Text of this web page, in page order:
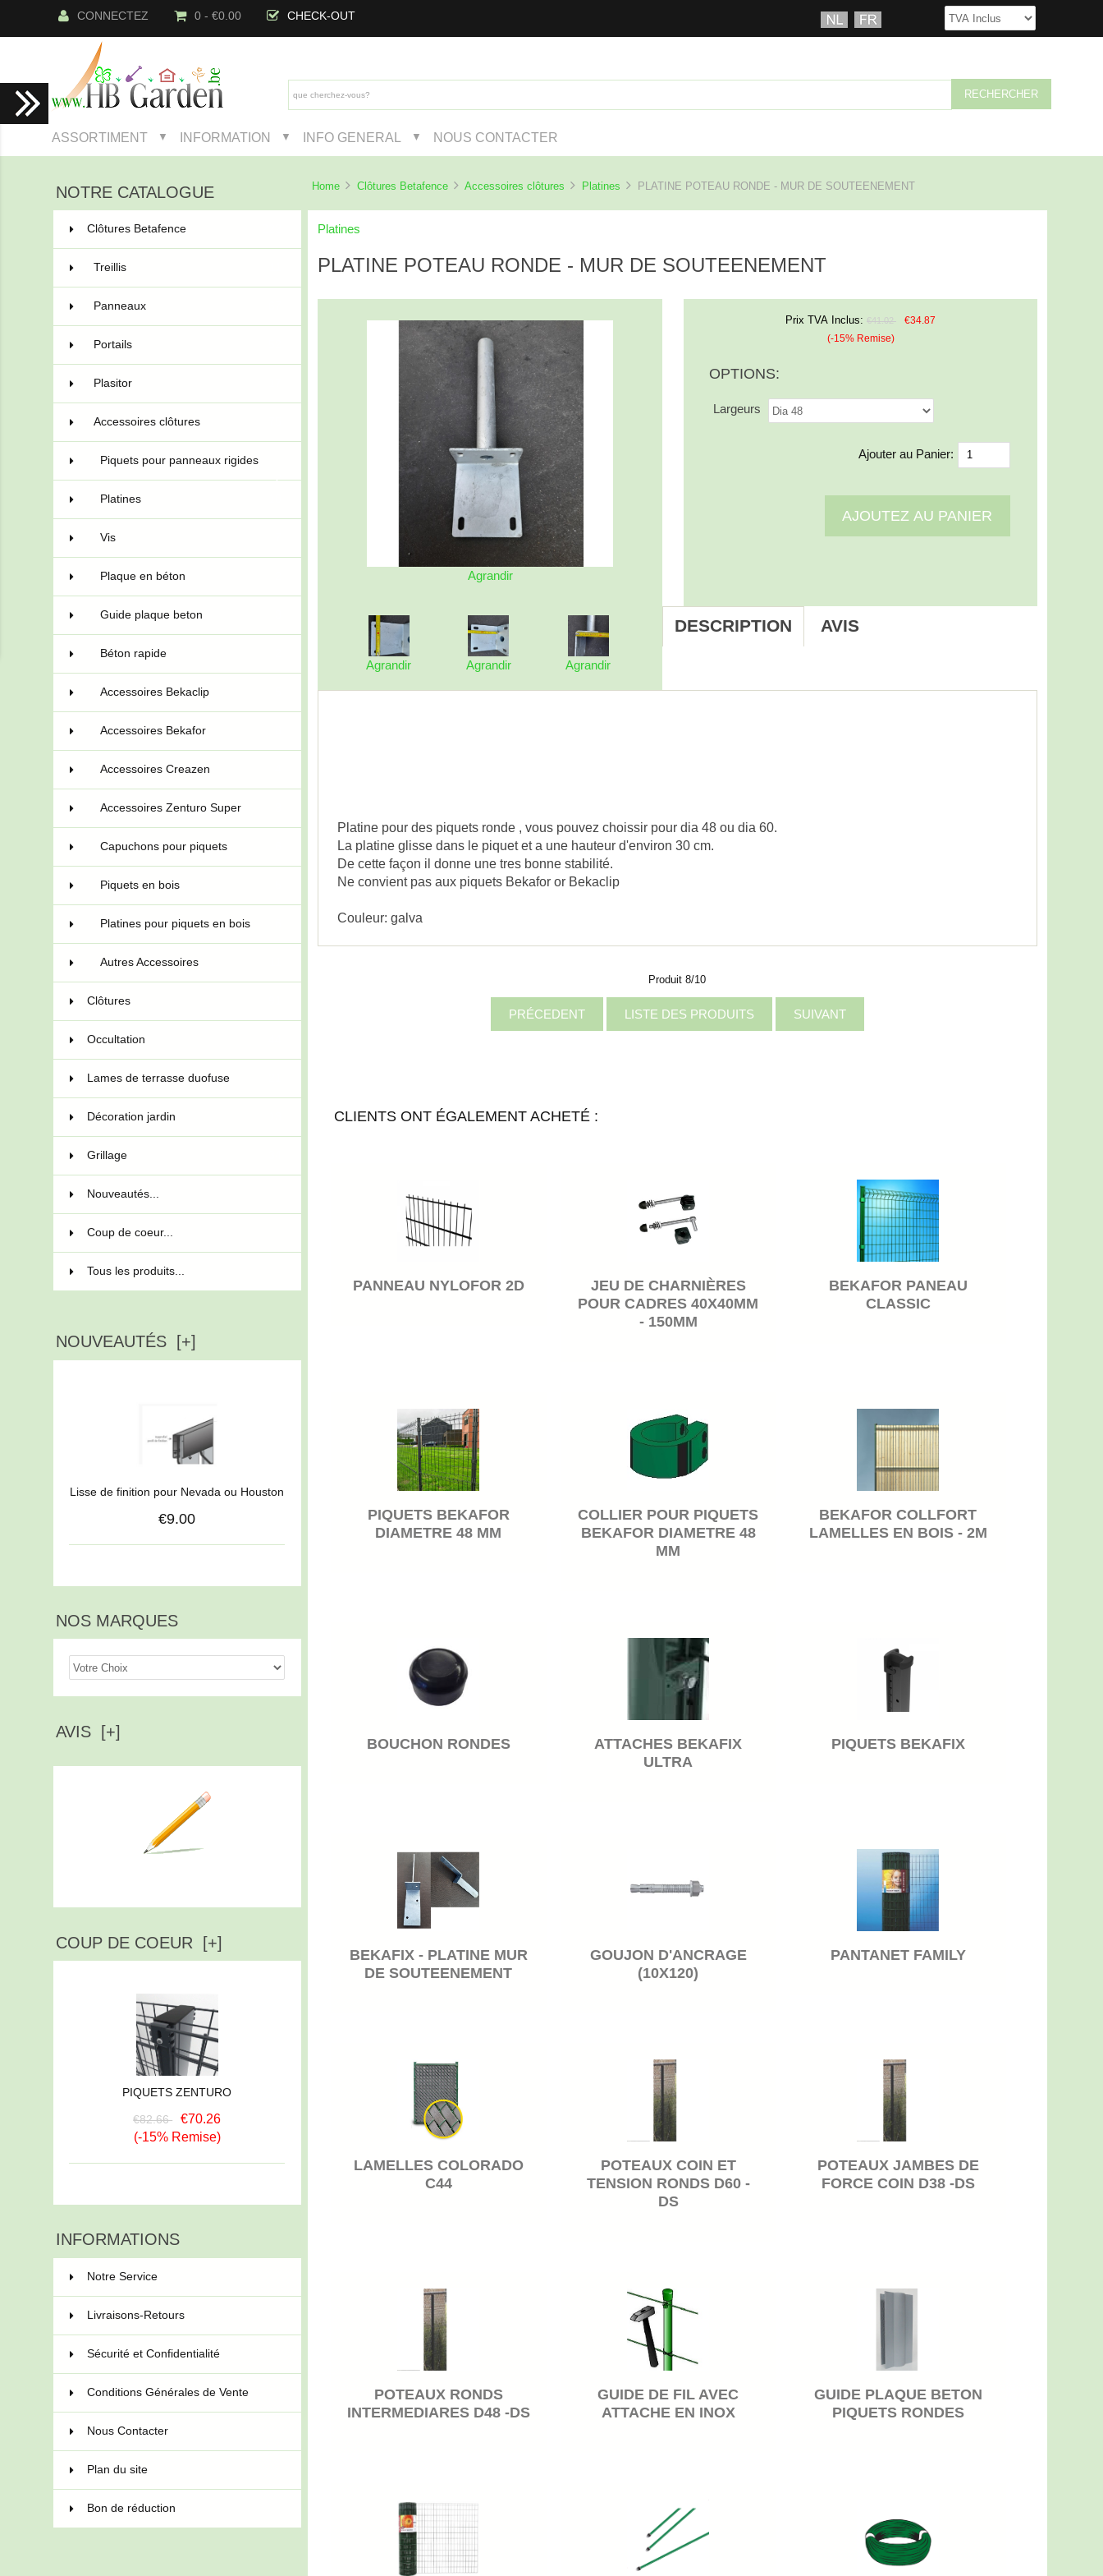
CONNECTEZ 0 - €0.00 CHECK-OUT
ASSORTIMENT ▼ INFORMATION ▼ INFO GENERAL ▼ NOUS CONTACTER
NOTRE CATALOGUE
Clôtures Betafence
Treillis
Panneaux
Portails
Plasitor
Accessoires clôtures
Piquets pour panneaux rigides
2
Platines
Vis
Plaque en béton
Guide plaque beton
Béton rapide
Accessoires Bekaclip
Accessoires Bekafor
Accessoires Creazen
Accessoires Zenturo Super
Capuchons pour piquets
Piquets en bois
Platines pour piquets en bois
Autres Accessoires
Clôtures
Occultation
Lames de terrasse duofuse
Décoration jardin
Grillage
Nouveautés...
Coup de coeur...
Tous les produits...
NOUVEAUTÉS [+]
Lisse de finition pour Nevada ou Houston
€9.00
NOS MARQUES
AVIS [+]
COUP DE COEUR [+]
PIQUETS ZENTURO
€82.66
€70.26
(-15% Remise)
INFORMATIONS
Notre Service
Livraisons-Retours
Sécurité et Confidentialité
Conditions Générales de Vente
Nous Contacter
Plan du site
Bon de réduction
Home Clôtures Betafence Accessoires clôtures Platines PLATINE POTEAU RONDE - MUR DE SOUTEENEMENT
Platines
PLATINE POTEAU RONDE - MUR DE SOUTEENEMENT
Agrandir
Agrandir Agrandir Agrandir
Prix TVA Inclus:€41.02
€34.87
(-15% Remise)
OPTIONS:
Largeurs
Ajouter au Panier:
DESCRIPTION AVIS
Platine pour des piquets ronde , vous pouvez choissir pour dia 48 ou dia 60.
La platine glisse dans le piquet et a une hauteur d'environ 30 cm.
De cette façon il donne une tres bonne stabilité.
Ne convient pas aux piquets Bekafor or Bekaclip
Couleur: galva
Produit 8/10
PRÉCEDENT LISTE DES PRODUITS SUIVANT
CLIENTS ONT ÉGALEMENT ACHETÉ :
PANNEAU NYLOFOR 2D
JEU DE CHARNIÈRES
POUR CADRES 40X40MM
- 150MM
BEKAFOR PANEAU
CLASSIC
PIQUETS BEKAFOR
DIAMETRE 48 MM
COLLIER POUR PIQUETS
BEKAFOR DIAMETRE 48
MM
BEKAFOR COLLFORT
LAMELLES EN BOIS - 2M
BOUCHON RONDES
ATTACHES BEKAFIX
ULTRA
PIQUETS BEKAFIX
BEKAFIX - PLATINE MUR
DE SOUTEENEMENT
GOUJON D'ANCRAGE
(10X120)
PANTANET FAMILY
LAMELLES COLORADO
C44
POTEAUX COIN ET
TENSION RONDS D60 -
DS
POTEAUX JAMBES DE
FORCE COIN D38 -DS
POTEAUX RONDS
INTERMEDIARES D48 -DS
GUIDE DE FIL AVEC
ATTACHE EN INOX
GUIDE PLAQUE BETON
PIQUETS RONDES